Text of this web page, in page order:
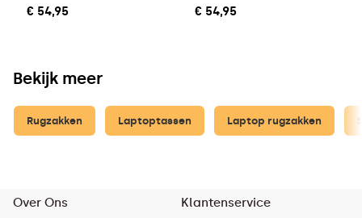
€ 54,95 € 54,95
Bekijk meer
Rugzakken Laptoptassen Laptop rugzakken
Over Ons Klantenservice